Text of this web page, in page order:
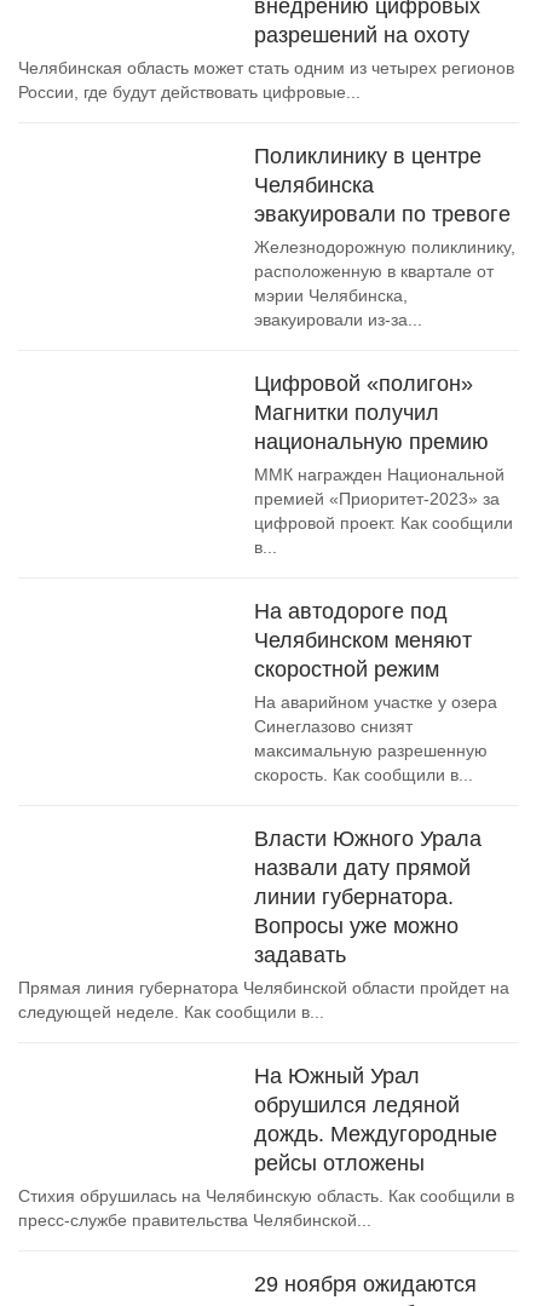
внедрению цифровых
разрешений на охоту
Челябинская область может стать одним из четырех регионов
России, где будут действовать цифровые...
Поликлинику в центре
Челябинска
эвакуировали по тревоге
Железнодорожную поликлинику,
расположенную в квартале от
мэрии Челябинска,
эвакуировали из-за...
Цифровой «полигон»
Магнитки получил
национальную премию
ММК награжден Национальной
премией «Приоритет-2023» за
цифровой проект. Как сообщили
в...
На автодороге под
Челябинском меняют
скоростной режим
На аварийном участке у озера
Синеглазово снизят
максимальную разрешенную
скорость. Как сообщили в...
Власти Южного Урала
назвали дату прямой
линии губернатора.
Вопросы уже можно
задавать
Прямая линия губернатора Челябинской области пройдет на
следующей неделе. Как сообщили в...
На Южный Урал
обрушился ледяной
дождь. Междугородные
рейсы отложены
Стихия обрушилась на Челябинскую область. Как сообщили в
пресс-службе правительства Челябинской...
29 ноября ожидаются